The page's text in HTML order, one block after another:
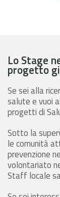
Lo Stage
progetto
Se sei alla
salute e vuoi
progetti di
Sotto la
le comunità
prevenzione
volontariato
Staff locale